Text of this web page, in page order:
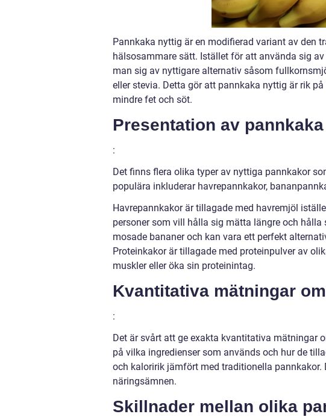
Pannkaka nyttig är en modifierad variant av den
hälsosammare sätt. Istället för att använda sig
man sig av nyttigare alternativ såsom
eller stevia. Detta gör att pannkaka nyttig är rik
mindre fet och söt.
Presentation av
:
Det finns flera olika typer av nyttiga pannkakor
populära inkluderar havrepannkakor,
Havrepannkakor är tillagade med havremjöl
personer som vill hålla sig mätta längre och
mosade bananer och kan vara ett perfekt
Proteinkakor är tillagade med proteinpulver av
muskler eller öka sin proteinintag.
Kvantitativa mätningar
:
Det är svårt att ge exakta kvantitativa mätningar
på vilka ingredienser som används och hur de
och kaloririk jämfört med traditionella
näringsämnen.
Skillnader mellan olika